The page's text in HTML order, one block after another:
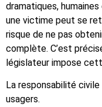
dramatiques,
une victime peut se
risque de ne pas
complète. C’est
législateur impose
La responsabilité
usagers.